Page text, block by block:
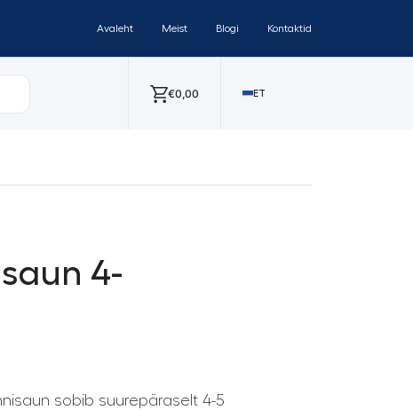
Avaleht Meist Blogi Kontaktid
€0,00 ET
4-
sobib suurepäraselt 4-5